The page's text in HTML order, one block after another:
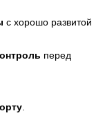
с хорошо развитой
перед
.